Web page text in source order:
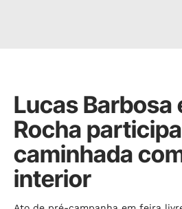
Lucas Barbosa
Rocha
caminhada
interior